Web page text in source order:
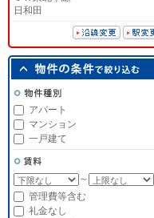
日和田
アパート
マンション
一戸建て
～
管理費等含む
礼金なし